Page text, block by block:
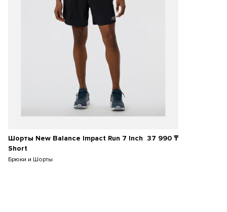
Шорты New Balance Impact Run 7 Inch
Short
Брюки и Шорты
37 990₸